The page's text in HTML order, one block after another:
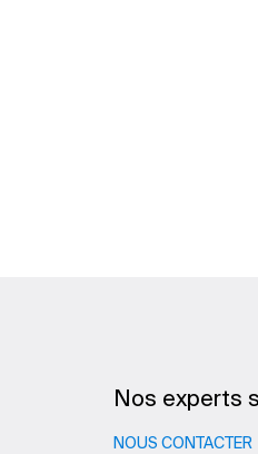
Nos experts
NOUS CONTACTER